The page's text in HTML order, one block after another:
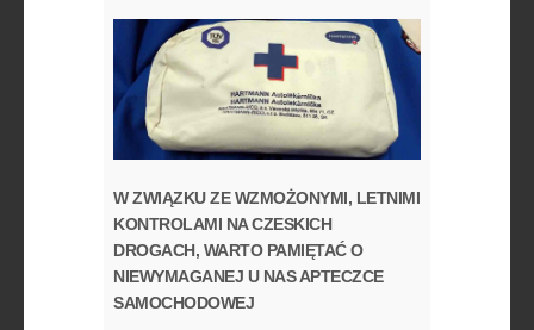
W ZWIĄZKU ZE WZMOŻONYMI, LETNIMI
KONTROLAMI NA CZESKICH
DROGACH, WARTO PAMIĘTAĆ O
NIEWYMAGANEJ U NAS APTECZCE
SAMOCHODOWEJ